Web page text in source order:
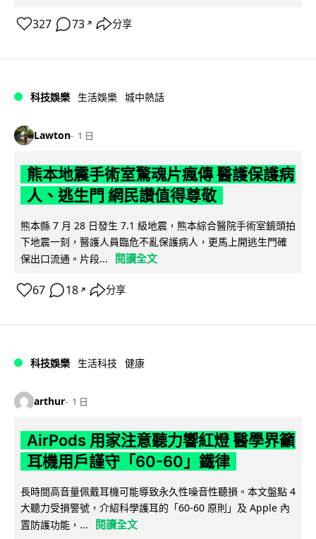
327 73 ↗ 分享
科技娛樂 生活娛樂 城中熱話
Lawton 1 日
熊本地震手術室驚魂片瘋傳 醫護保護病
人、逃生門 網民讚值得尊敬
熊本縣 7 月 28 日發生 7.1 級地震，熊本綜合醫院手術室鏡頭拍
下地震一刻，醫護人員臨危不亂保護病人，更馬上開逃生門確
保出口流通。片段...
閱讀全文
67 18 ↗ 分享
科技娛樂 生活科技 健康
arthur 1 日
AirPods 用家注意聽力響紅燈 醫學界籲
耳機用戶謹守「60-60」鐵律
長時間高音量佩戴耳機可能導致永久性噪音性聽損。本文盤點 4
大聽力受損警號，介紹科學護耳的「60-60 原則」及 Apple 內
置防護功能，...
閱讀全文